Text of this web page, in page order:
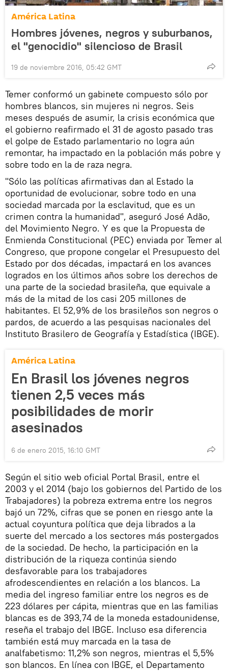
América Latina
Hombres jóvenes, negros y suburbanos,
el "genocidio" silencioso de Brasil
19 de noviembre 2016, 05:42 GMT
Temer conformó un gabinete compuesto sólo por
hombres blancos, sin mujeres ni negros. Seis
meses después de asumir, la crisis económica que
el gobierno reafirmado el 31 de agosto pasado tras
el golpe de Estado parlamentario no logra aún
remontar, ha impactado en la población más pobre y
sobre todo en la de raza negra.
"Sólo las políticas afirmativas dan al Estado la
oportunidad de evolucionar, sobre todo en una
sociedad marcada por la esclavitud, que es un
crimen contra la humanidad", aseguró José Adão,
del Movimiento Negro. Y es que la Propuesta de
Enmienda Constitucional (PEC) enviada por Temer al
Congreso, que propone congelar el Presupuesto del
Estado por dos décadas, impactará en los avances
logrados en los últimos años sobre los derechos de
una parte de la sociedad brasileña, que equivale a
más de la mitad de los casi 205 millones de
habitantes. El 52,9% de los brasileños son negros o
pardos, de acuerdo a las pesquisas nacionales del
Instituto Brasilero de Geografía y Estadística (IBGE).
América Latina
En Brasil los jóvenes negros
tienen 2,5 veces más
posibilidades de morir
asesinados
6 de enero 2015, 16:10 GMT
Según el sitio web oficial Portal Brasil, entre el
2003 y el 2014 (bajo los gobiernos del Partido de los
Trabajadores) la pobreza extrema entre los negros
bajó un 72%, cifras que se ponen en riesgo ante la
actual coyuntura política que deja librados a la
suerte del mercado a los sectores más postergados
de la sociedad. De hecho, la participación en la
distribución de la riqueza continúa siendo
desfavorable para los trabajadores
afrodescendientes en relación a los blancos. La
media del ingreso familiar entre los negros es de
223 dólares per cápita, mientras que en las familias
blancas es de 393,74 de la moneda estadounidense,
reseña el trabajo del IBGE. Incluso esa diferencia
también está muy marcada en la tasa de
analfabetismo: 11,2% son negros, mientras el 5,5%
son blancos. En línea con IBGE, el Departamento